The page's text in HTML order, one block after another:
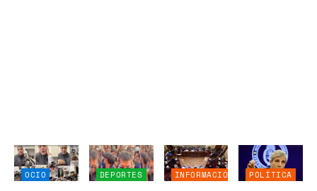
OCIO DEPORTES
INFORMACIÓN
POLÍTICA